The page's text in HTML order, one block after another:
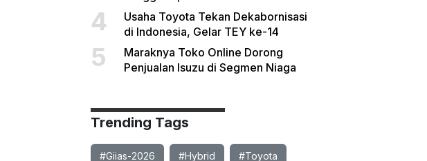
4
Usaha Toyota Tekan Dekabornisasi
di Indonesia, Gelar TEY ke-14
5
Maraknya Toko Online Dorong
Penjualan Isuzu di Segmen Niaga
Trending Tags
#Giias-2026 #Hybrid #Toyota